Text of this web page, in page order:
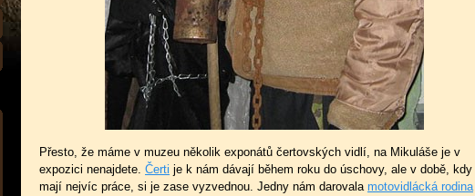
Přesto, že máme v muzeu několik exponátů čertovských vidlí, na Mikuláše je v
expozici nenajdete. Čerti je k nám dávají během roku do úschovy, ale v době, kdy
mají nejvíc práce, si je zase vyzvednou. Jedny nám darovala motovidlácká rodina